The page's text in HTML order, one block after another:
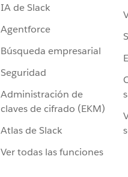
IA de Slack
Agentforce
Búsqueda empresarial
Seguridad
Administración de
claves de cifrado (EKM)
Atlas de Slack
Ver todas las funciones